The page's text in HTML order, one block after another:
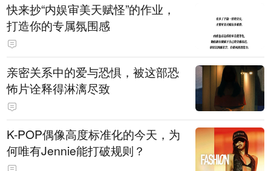
快来抄“内娱审美天赋怪”的作业，
打造你的专属氛围感
亲密关系中的爱与恐惧，被这部恐
怖片诠释得淋漓尽致
K-POP偶像高度标准化的今天，为
何唯有Jennie能打破规则？